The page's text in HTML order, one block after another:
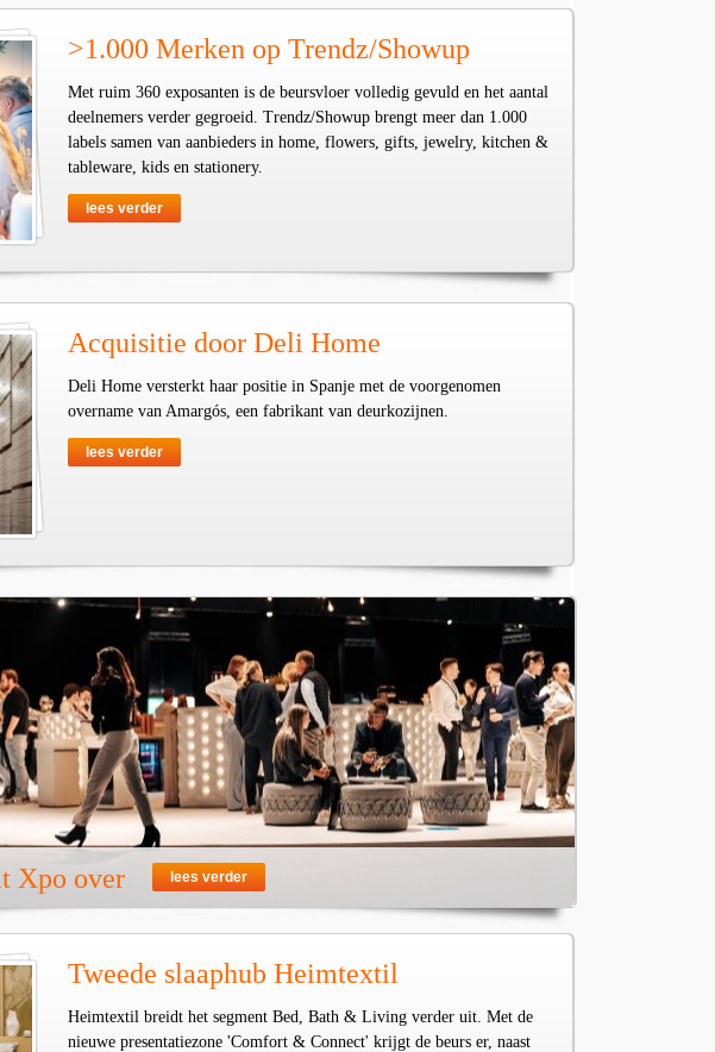
>1.000 Merken op Trendz/Showup
Met ruim 360 exposanten is de beursvloer volledig gevuld en het aantal
deelnemers verder gegroeid. Trendz/Showup brengt meer dan 1.000
labels samen van aanbieders in home, flowers, gifts, jewelry, kitchen &
tableware, kids en stationery.
lees verder
Acquisitie door Deli Home
Deli Home versterkt haar positie in Spanje met de voorgenomen
overname van Amargós, een fabrikant van deurkozijnen.
lees verder
Xpo over lees verder
Tweede slaaphub Heimtextil
Heimtextil breidt het segment Bed, Bath & Living verder uit. Met de
nieuwe presentatiezone 'Comfort & Connect' krijgt de beurs er, naast